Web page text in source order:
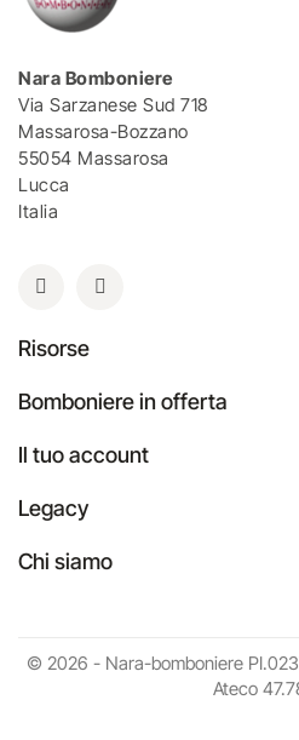
Nara Bomboniere
Via Sarzanese Sud 718
Massarosa-Bozzano
55054 Massarosa
Lucca
Italia
Risorse
Bomboniere in offerta
Il tuo account
Legacy
Chi siamo
© 2026 - Nara-bomboniere
Ateco